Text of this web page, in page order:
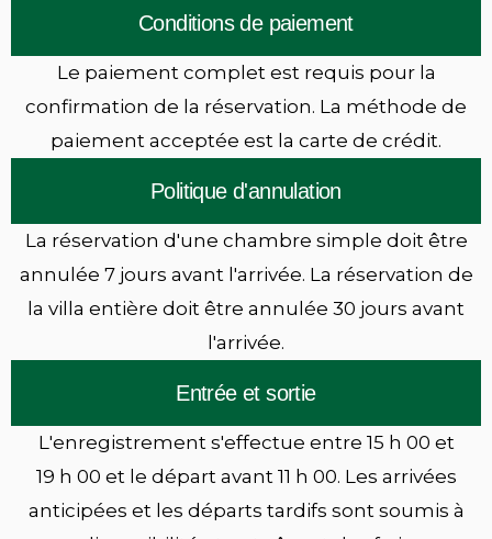
Conditions de paiement
Le paiement complet est requis pour la
confirmation de la réservation. La méthode de
paiement acceptée est la carte de crédit.
Politique d'annulation
La réservation d'une chambre simple doit être
annulée 7 jours avant l'arrivée. La réservation de
la villa entière doit être annulée 30 jours avant
l'arrivée.
Entrée et sortie
L'enregistrement s'effectue entre 15 h 00 et
19 h 00 et le départ avant 11 h 00. Les arrivées
anticipées et les départs tardifs sont soumis à